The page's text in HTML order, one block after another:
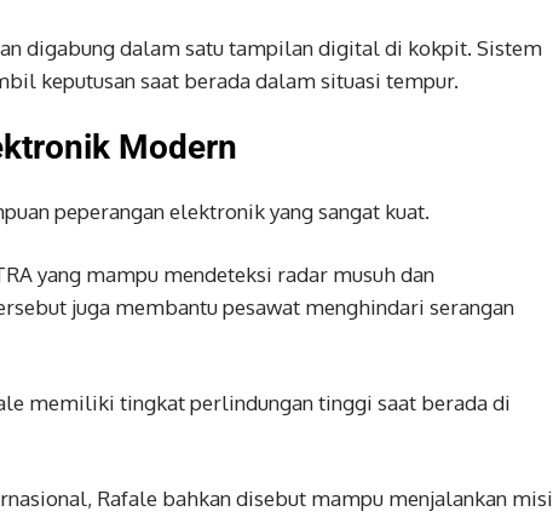
digabung dalam satu tampilan digital di kokpit. Sistem
keputusan saat berada dalam situasi tempur.
Modern
peperangan elektronik yang sangat kuat.
yang mampu mendeteksi radar musuh dan
juga membantu pesawat menghindari serangan
memiliki tingkat perlindungan tinggi saat berada di
Rafale bahkan disebut mampu menjalankan misi